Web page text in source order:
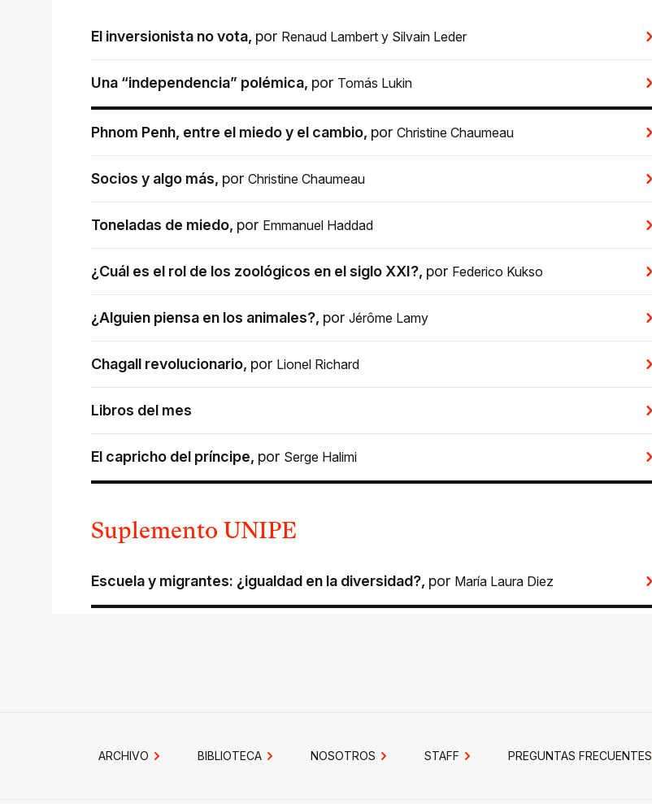
El inversionista no vota, por Renaud Lambert y Silvain Leder
Una “independencia” polémica, por Tomás Lukin
Phnom Penh, entre el miedo y el cambio, por Christine Chaumeau
Socios y algo más, por Christine Chaumeau
Toneladas de miedo, por Emmanuel Haddad
¿Cuál es el rol de los zoológicos en el siglo XXI?, por Federico Kukso
¿Alguien piensa en los animales?, por Jérôme Lamy
Chagall revolucionario, por Lionel Richard
Libros del mes
El capricho del príncipe, por Serge Halimi
Suplemento UNIPE
Escuela y migrantes: ¿igualdad en la diversidad?, por María Laura Diez
ARCHIVO BIBLIOTECA NOSOTROS STAFF PREGUNTAS FRECUENTES